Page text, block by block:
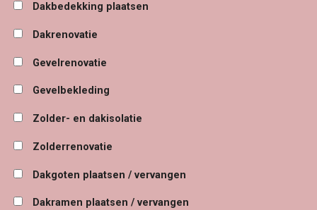
Dakbedekking plaatsen
Dakrenovatie
Gevelrenovatie
Gevelbekleding
Zolder- en dakisolatie
Zolderrenovatie
Dakgoten plaatsen / vervangen
Dakramen plaatsen / vervangen